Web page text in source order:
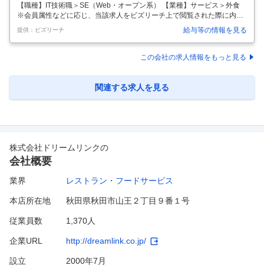
企業トップクラス／ITへ惜しまない投資／自身がやり
たいことをかたちにできます／すき家・はま寿司のゼ
ンショー
【職種】IT技術職＞SE（Web・オープン系） 【業種】サービス＞外食
※会員属性などに応じ、当該求人をビズリーチ上で閲覧された際に内容
が異なる場合があります ■企業・求人の特色 1982年6月創業「世界から
飢餓と貧困を撲滅する」 という企業理念を本気で追及し国内、海外で飲
食店を運営。 外食産業の中でもずば抜けて、M&Aや自動化・ITなどへの
積極投資。 事業拡大を目指しています。 ■業務内容 ■ゼンショーHDの強
庫管理、生産管理などのサプライチェーンに関わるシステムの新規開
発・プロジェクト進行をお任せします。 物流センターDX化
提供：ビズリーチ 給与等の情報を見る
この会社の求人情報をもっと見る
関連する求人を見る
株式会社ドリームリンクの
会社概要
業界 レストラン・フードサービス
本店所在地 秋田県秋田市山王２丁目９番１号
従業員数 1,370人
企業URL http://dreamlink.co.jp/
設立 2000年7月